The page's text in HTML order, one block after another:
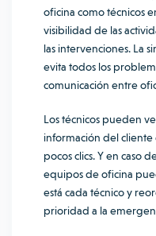
oficina como técnicos
visibilidad de las
las intervenciones. La
evita todos los
comunicación entre
Los técnicos pueden
información del cliente
pocos clics. Y en caso
equipos de oficina
está cada técnico y
prioridad a la